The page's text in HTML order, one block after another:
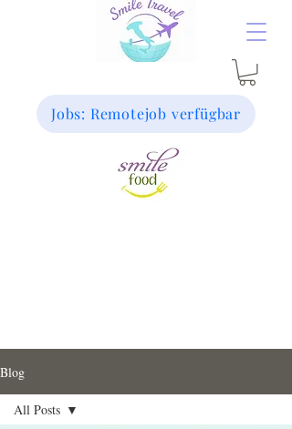
Jobs: Remotejob verfügbar
Blog
All Posts